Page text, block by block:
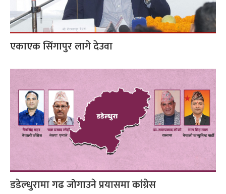
एकाएक सिंगापुर लागे देउवा
डडेल्धुरामा गढ जोगाउने प्रयासमा कांग्रेस